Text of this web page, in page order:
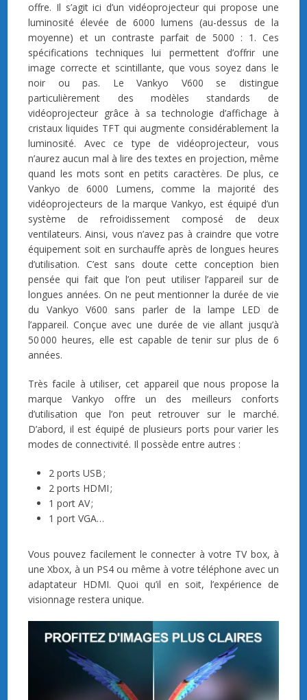
offre. Il s’agit ici d’un vidéoprojecteur qui propose une
luminosité élevée de 6000 lumens (au-dessus de la
moyenne) et un contraste parfait de 5000 : 1. Ces
spécifications techniques lui permettent d’offrir une
image correcte et scintillante, que vous soyez dans le
noir ou pas. Le Vankyo V600 se distingue
particulièrement des modèles standards de
vidéoprojecteur grâce à sa technologie d’affichage à
cristaux liquides TFT qui augmente considérablement la
luminosité. Avec ce type de vidéoprojecteur, vous
n’aurez aucun mal à lire des textes en projection, même
quand les mots sont en petits caractères. De plus, ce
Vankyo de 6000 Lumens, comme la majorité des
vidéoprojecteurs de la marque Vankyo, est équipé d’un
système de refroidissement composé de deux
ventilateurs. Ainsi, vous n’avez pas à craindre que votre
équipement soit en surchauffe après de longues heures
d’utilisation. C’est sans doute cette conception bien
pensée qui fait que l’on peut utiliser l’appareil sur de
longues années. On ne peut mentionner la durée de vie
du Vankyo V600 sans parler de la lampe LED de
l’appareil. Conçue avec une durée de vie allant jusqu’à
50 000 heures, elle est capable de tenir sur plus de 6
années.
Très facile à utiliser, cet appareil que nous propose la
marque Vankyo offre un des meilleurs conforts
d’utilisation que l’on peut retrouver sur le marché.
D’abord, il est équipé de plusieurs ports pour varier les
modes de connectivité. Il possède entre autres :
2 ports USB ;
2 ports HDMI ;
1 port AV ;
1 port VGA…
Vous pouvez facilement le connecter à votre TV box, à
une Xbox, à un PS4 ou même à votre téléphone avec un
adaptateur HDMI. Quoi qu’il en soit, l’expérience de
visionnage restera unique.